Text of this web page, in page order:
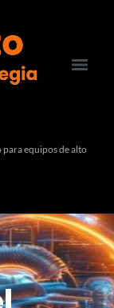
para equipos de alto